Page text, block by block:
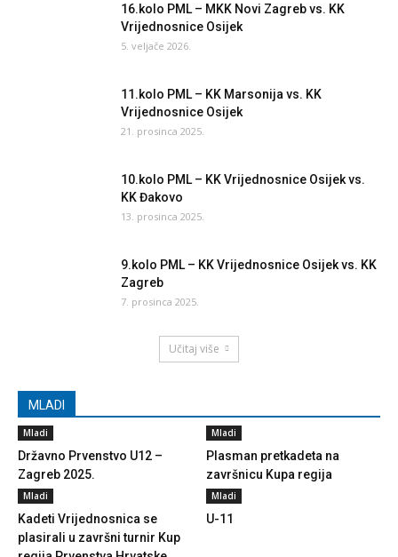
16.kolo PML – MKK Novi Zagreb vs. KK
Vrijednosnice Osijek
5. veljače 2026.
11.kolo PML – KK Marsonija vs. KK
Vrijednosnice Osijek
21. prosinca 2025.
10.kolo PML – KK Vrijednosnice Osijek vs.
KK Đakovo
13. prosinca 2025.
9.kolo PML – KK Vrijednosnice Osijek vs. KK
Zagreb
7. prosinca 2025.
Učitaj više
MLADI
Mladi
Državno Prvenstvo U12 –
Zagreb 2025.
Mladi
Plasman pretkadeta na
završnicu Kupa regija
Mladi
Kadeti Vrijednosnica se
plasirali u završni turnir Kup
Mladi
U-11